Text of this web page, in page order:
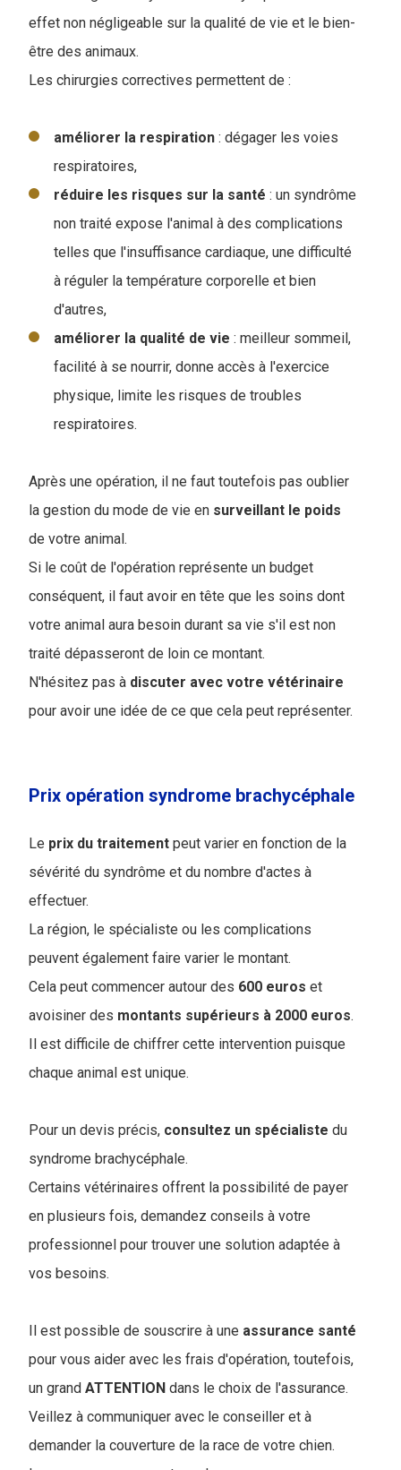
effet non négligeable sur la qualité de vie et le bien-
être des animaux.
Les chirurgies correctives permettent de :
améliorer la respiration : dégager les voies
respiratoires,
réduire les risques sur la santé : un syndrôme
non traité expose l'animal à des complications
telles que l'insuffisance cardiaque, une difficulté
à réguler la température corporelle et bien
d'autres,
améliorer la qualité de vie : meilleur sommeil,
facilité à se nourrir, donne accès à l'exercice
physique, limite les risques de troubles
respiratoires.
Après une opération, il ne faut toutefois pas oublier
la gestion du mode de vie en surveillant le poids
de votre animal.
Si le coût de l'opération représente un budget
conséquent, il faut avoir en tête que les soins dont
votre animal aura besoin durant sa vie s'il est non
traité dépasseront de loin ce montant.
N'hésitez pas à discuter avec votre vétérinaire
pour avoir une idée de ce que cela peut représenter.
Prix opération syndrome brachycéphale
Le prix du traitement peut varier en fonction de la
sévérité du syndrôme et du nombre d'actes à
effectuer.
La région, le spécialiste ou les complications
peuvent également faire varier le montant.
Cela peut commencer autour des 600 euros et
avoisiner des montants supérieurs à 2000 euros.
Il est difficile de chiffrer cette intervention puisque
chaque animal est unique.
Pour un devis précis, consultez un spécialiste du
syndrome brachycéphale.
Certains vétérinaires offrent la possibilité de payer
en plusieurs fois, demandez conseils à votre
professionnel pour trouver une solution adaptée à
vos besoins.
Il est possible de souscrire à une assurance santé
pour vous aider avec les frais d'opération, toutefois,
un grand ATTENTION dans le choix de l'assurance.
Veillez à communiquer avec le conseiller et à
demander la couverture de la race de votre chien.